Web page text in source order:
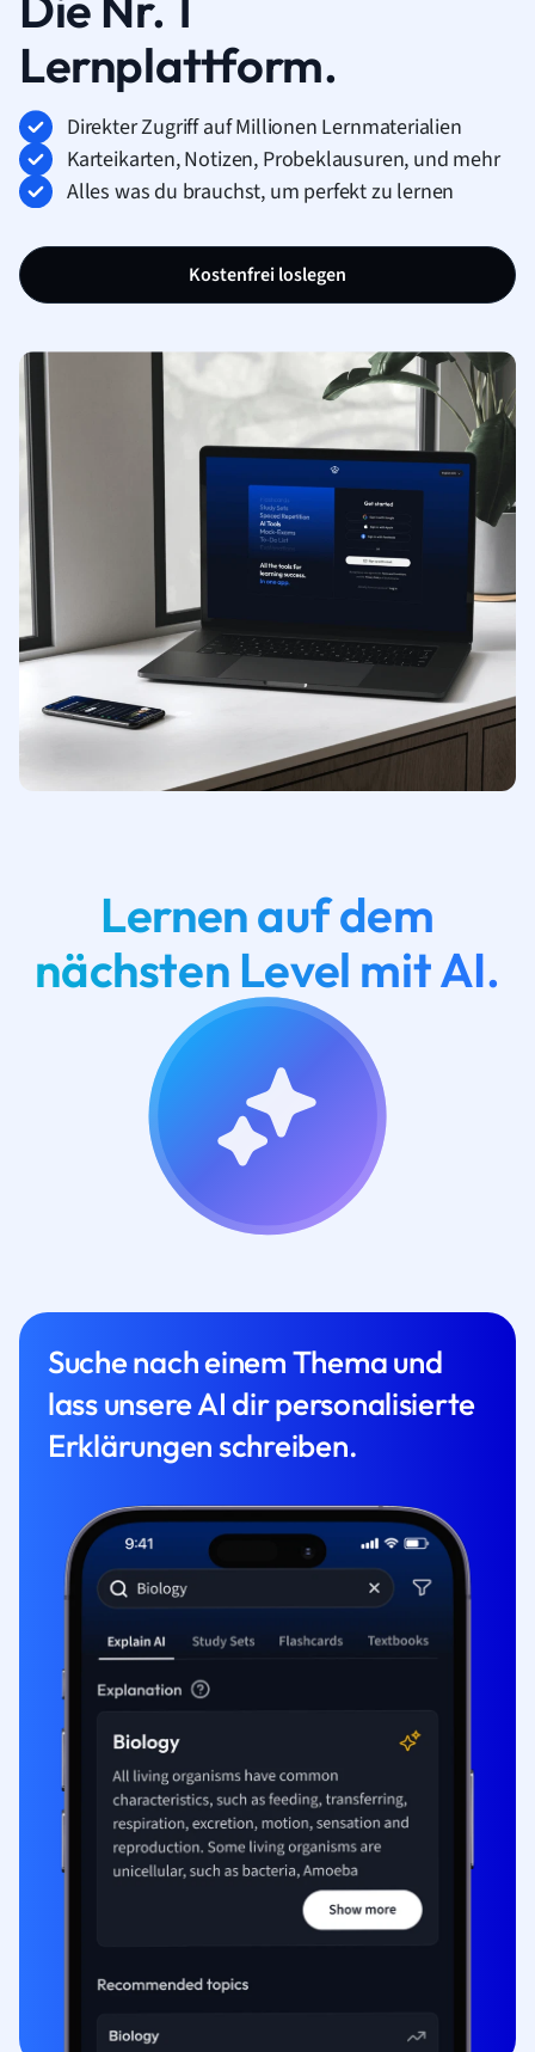
Lernplattform.
Direkter Zugriff auf Millionen Lernmaterialien
Karteikarten, Notizen, Probeklausuren, und mehr
Alles was du brauchst, um perfekt zu lernen
Kostenfrei loslegen
Lernen auf dem
nächsten Level mit AI.
Suche nach einem Thema und
lass unsere AI dir personalisierte
Erklärungen schreiben.